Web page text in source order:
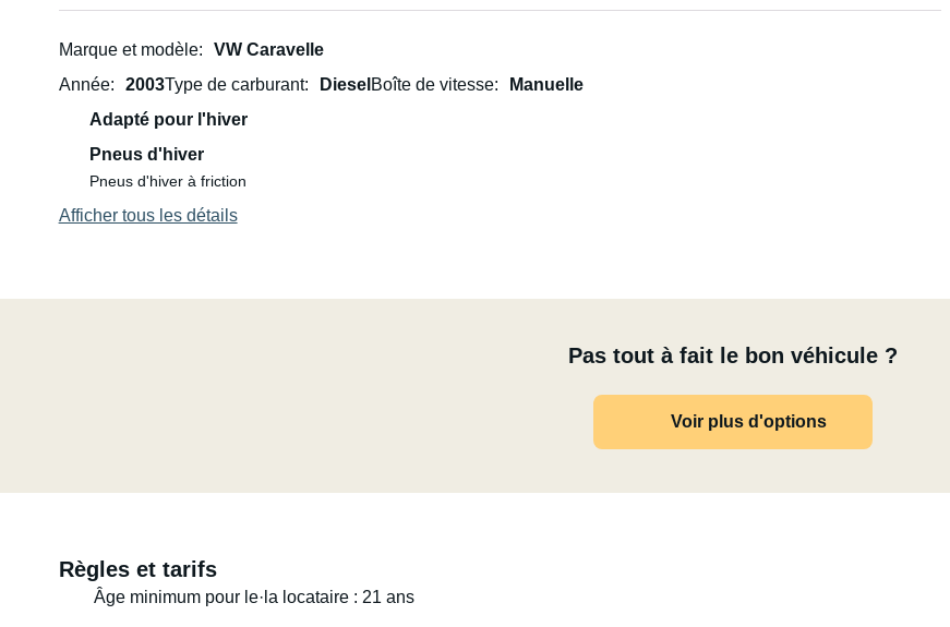
Les sièges arrière sont amovibles et le siège central peut servir de table. Vous pouvez ainsi profiter d'un agréable
moment à l'intérieur le soir, sans gêner les couchages à l'étage.
Le plafond arrière est entièrement amovible.
Un chauffage est également disponible pour les soirées/nuits fraîches.
Marque et modèle
VW Caravelle
Année
2003Type de carburant Diesel Boîte de vitesse
Manuelle
Adapté pour l'hiver
Pneus d'hiver
Pneus d'hiver à friction
Afficher tous les détails
Pas tout à fait le bon véhicule ?
Voir plus d'options
Règles et tarifs
Âge minimum pour le·la locataire : 21 ans